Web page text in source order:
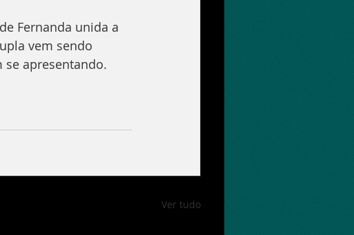
Fernanda unida a
vem sendo
se apresentando.
Ver tudo